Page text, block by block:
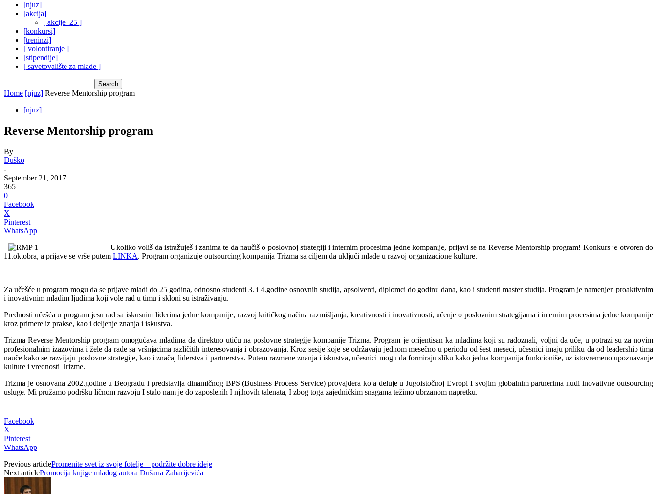
[njuz]
[akcija]
[ akcije_25 ]
[konkursi]
[treninzi]
[ volontiranje ]
[stipendije]
[ savetovalište za mlade ]
Home [njuz] Reverse Mentorship program
[njuz]
Reverse Mentorship program
By
Duško
-
September 21, 2017
365
0
Facebook
X
Pinterest
WhatsApp
Ukoliko voliš da istražuješ i zanima te da naučiš o poslovnoj strategiji i internim procesima jedne kompanije, prijavi se na Reverse Mentorship program! Konkurs je otvoren do
11.oktobra, a prijave se vrše putem LINKA. Program organizuje outsourcing kompanija Trizma sa ciljem da uključi mlade u razvoj organizacione kulture.
Za učešće u program mogu da se prijave mladi do 25 godina, odnosno studenti 3. i 4.godine osnovnih studija, apsolventi, diplomci do godinu dana, kao i studenti master studija. Program je namenjen proaktivnim
i inovativnim mladim ljudima koji vole rad u timu i skloni su istraživanju.
Prednosti učešća u program jesu rad sa iskusnim liderima jedne kompanije, razvoj kritičkog načina razmišljanja, kreativnosti i inovativnosti, učenje o poslovnim strategijama i internim procesima jedne kompanije
kroz primere iz prakse, kao i deljenje znanja i iskustva.
Trizma Reverse Mentorship program omogućava mladima da direktno utiču na poslovne strategije kompanije Trizma. Program je orijentisan ka mladima koji su radoznali, voljni da uče, u potrazi su za novim
profesionalnim izazovima i žele da rade sa vršnjacima različitih interesovanja i obrazovanja. Kroz sesije koje se održavaju jednom mesečno u periodu od šest meseci, učesnici imaju priliku da od leadership tima
nauče kako se razvijaju poslovne strategije, kao i značaj liderstva i partnerstva. Putem razmene znanja i iskustva, učesnici mogu da formiraju sliku kako jedna kompanija funkcioniše, uz istovremeno upoznavanje
kulture i vrednosti Trizme.
Trizma je osnovana 2002.godine u Beogradu i predstavlja dinamičnog BPS (Business Process Service) provajdera koja deluje u Jugoistočnoj Evropi I svojim globalnim partnerima nudi inovativne outsourcing
usluge. Mi pružamo podršku ličnom razvoju I stalo nam je do zaposlenih I njihovih talenata, I zbog toga zajedničkim snagama težimo ubrzanom napretku.
Facebook
X
Pinterest
WhatsApp
Previous articlePromenite svet iz svoje fotelje – podržite dobre ideje
Next articlePromocija knjige mladog autora Dušana Zaharijevića